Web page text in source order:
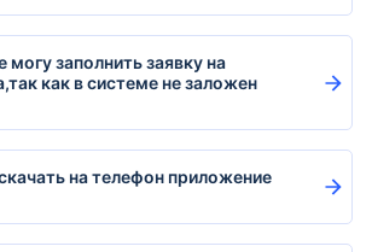
заполнить заявку на
как в системе не заложен
на телефон приложение